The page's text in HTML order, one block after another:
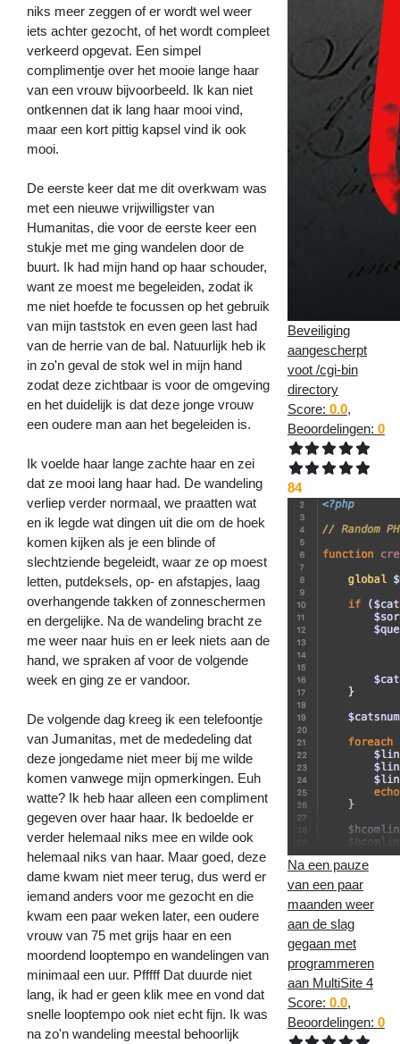
niks meer zeggen of er wordt wel weer
iets achter gezocht, of het wordt compleet
verkeerd opgevat. Een simpel
complimentje over het mooie lange haar
van een vrouw bijvoorbeeld. Ik kan niet
ontkennen dat ik lang haar mooi vind,
maar een kort pittig kapsel vind ik ook
mooi.
De eerste keer dat me dit overkwam was
met een nieuwe vrijwilligster van
Humanitas, die voor de eerste keer een
stukje met me ging wandelen door de
buurt. Ik had mijn hand op haar schouder,
want ze moest me begeleiden, zodat ik
me niet hoefde te focussen op het gebruik
van mijn taststok en even geen last had
van de herrie van de bal. Natuurlijk heb ik
in zo'n geval de stok wel in mijn hand
zodat deze zichtbaar is voor de omgeving
en het duidelijk is dat deze jonge vrouw
een oudere man aan het begeleiden is.
Ik voelde haar lange zachte haar en zei
dat ze mooi lang haar had. De wandeling
verliep verder normaal, we praatten wat
en ik legde wat dingen uit die om de hoek
komen kijken als je een blinde of
slechtziende begeleidt, waar ze op moest
letten, putdeksels, op- en afstapjes, laag
overhangende takken of zonneschermen
en dergelijke. Na de wandeling bracht ze
me weer naar huis en er leek niets aan de
hand, we spraken af voor de volgende
week en ging ze er vandoor.
De volgende dag kreeg ik een telefoontje
van Jumanitas, met de mededeling dat
deze jongedame niet meer bij me wilde
komen vanwege mijn opmerkingen. Euh
watte? Ik heb haar alleen een compliment
gegeven over haar haar. Ik bedoelde er
verder helemaal niks mee en wilde ook
helemaal niks van haar. Maar goed, deze
dame kwam niet meer terug, dus werd er
iemand anders voor me gezocht en die
kwam een paar weken later, een oudere
vrouw van 75 met grijs haar en een
moordend looptempo en wandelingen van
minimaal een uur. Pfffff Dat duurde niet
lang, ik had er geen klik mee en vond dat
snelle looptempo ook niet echt fijn. Ik was
na zo'n wandeling meestal behoorlijk
Beveiliging
aangescherpt
voot /cgi-bin
directory
Score: 0.0,
Beoordelingen: 0
84
Na een pauze
van een paar
maanden weer
aan de slag
gegaan met
programmeren
aan MultiSite 4
Score: 0.0,
Beoordelingen: 0